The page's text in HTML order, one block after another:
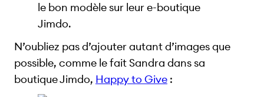
le bon modèle sur leur e-boutique
Jimdo.
N’oubliez pas d’ajouter autant d’images que
possible, comme le fait Sandra dans sa
boutique Jimdo, Happy to Give :